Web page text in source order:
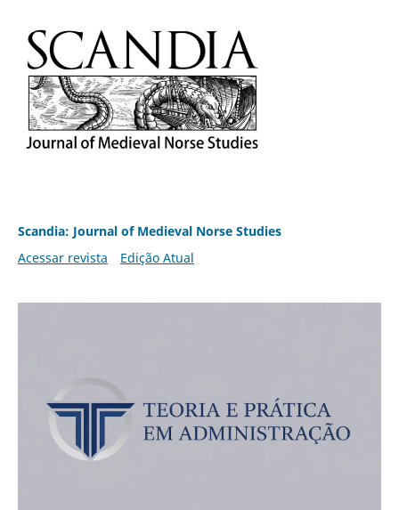
Scandia: Journal of Medieval Norse Studies
Acessar revista
Edição Atual